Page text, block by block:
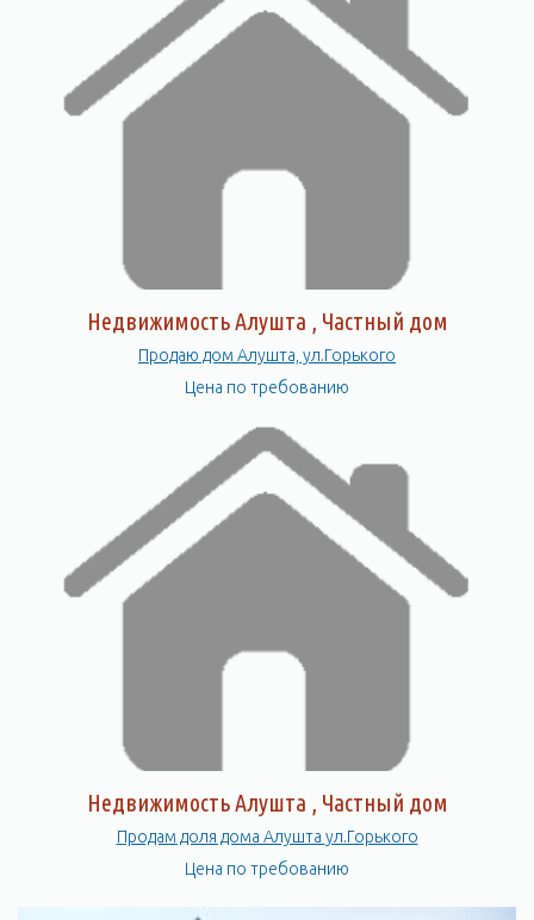
Недвижимость Алушта , Частный дом
Продаю дом Алушта, ул.Горького
Цена по требованию
Недвижимость Алушта , Частный дом
Продам доля дома Алушта ул.Горького
Цена по требованию